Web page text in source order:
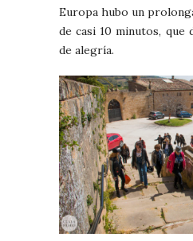
Europa hubo un
de casi 10 minutos, que
de alegría.